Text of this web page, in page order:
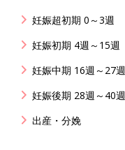
妊娠超初期 0～3週
妊娠初期 4週～15週
妊娠中期 16週～27週
妊娠後期 28週～40週
出産・分娩